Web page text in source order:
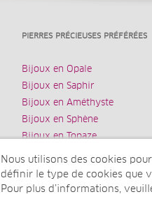
PIERRES PRÉCIEUSES PRÉFÉRÉES
Bijoux en Opale
Bijoux en Saphir
Bijoux en Améthyste
Bijoux en Sphène
Bijoux en Topaze
Nous utilisons des cookies
définir le type de cookies que
Pour plus d’informations,